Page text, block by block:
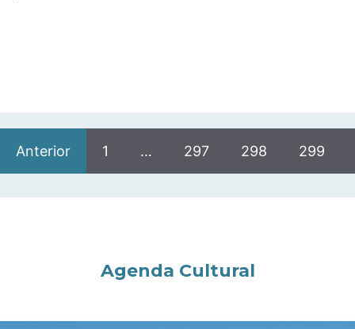
Anterior 1 … 297 298 299
Agenda Cultural